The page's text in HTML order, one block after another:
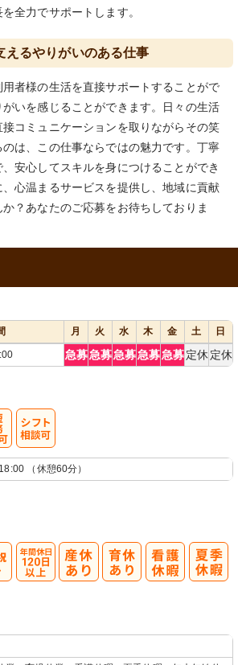
全力でサポートします。
えるやりがいのある仕事
者様の生活を直接サポートすることがで
いを感じることができます。日々の生活
コミュニケーションを取りながらその笑
は、この仕事ならではの魅力です。丁寧
安心してスキルを身につけることができ
心温まるサービスを提供し、地域に貢献
？あなたのご応募をお待ちしておりま
月 火 水 木 金 土
日
急募急募急募急募急募 定休 定休
（休憩60分）